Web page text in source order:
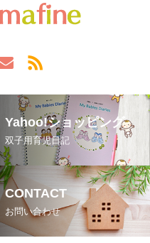
Yahoo!ショッピング
双子用育児日記
CONTACT
お問い合わせ